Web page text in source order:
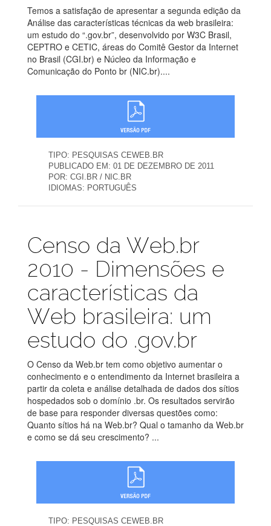
Temos a satisfação de apresentar a segunda edição da
Análise das características técnicas da web brasileira:
um estudo do “.gov.br”, desenvolvido por W3C Brasil,
CEPTRO e CETIC, áreas do Comitê Gestor da Internet
no Brasil (CGI.br) e Núcleo da Informação e
Comunicação do Ponto br (NIC.br)....
TIPO: PESQUISAS CEWEB.BR
PUBLICADO EM: 01 DE DEZEMBRO DE 2011
POR: CGI.BR / NIC.BR
IDIOMAS: PORTUGUÊS
Publicações
Censo da Web.br
2010 - Dimensões e
características da
Web brasileira: um
estudo do .gov.br
O Censo da Web.br tem como objetivo aumentar o
conhecimento e o entendimento da Internet brasileira a
partir da coleta e análise detalhada de dados dos sítios
hospedados sob o domínio .br. Os resultados servirão
de base para responder diversas questões como:
Quanto sítios há na Web.br? Qual o tamanho da Web.br
e como se dá seu crescimento? ...
TIPO: PESQUISAS CEWEB.BR